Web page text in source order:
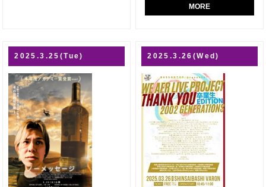
MORE
2025.3.25(Tue) 2025.3.26(Wed)